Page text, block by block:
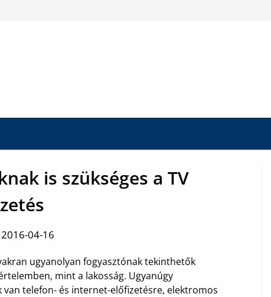
is szükséges a TV
04-16
ugyanolyan fogyasztónak tekinthetők
mint a lakosság. Ugyanúgy
van telefon- és internet-előfizetésre, elektromos